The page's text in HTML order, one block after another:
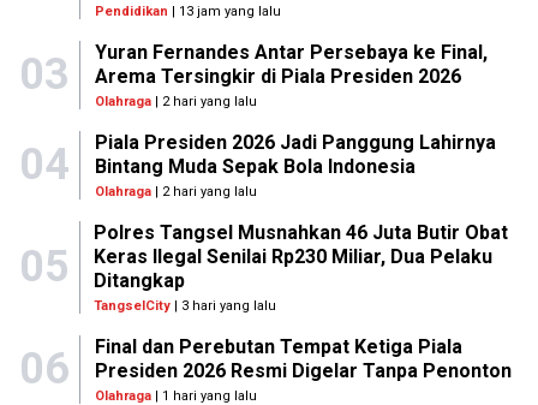
Pendidikan | 13 jam yang lalu
03
Yuran Fernandes Antar Persebaya ke Final,
Arema Tersingkir di Piala Presiden 2026
Olahraga| 2 hari yang lalu
04
Piala Presiden 2026 Jadi Panggung Lahirnya
Bintang Muda Sepak Bola Indonesia
Olahraga| 2 hari yang lalu
05
Polres Tangsel Musnahkan 46 Juta Butir Obat
Keras Ilegal Senilai Rp230 Miliar, Dua Pelaku
Ditangkap
TangselCity | 3 hari yang lalu
06
Final dan Perebutan Tempat Ketiga Piala
Presiden 2026 Resmi Digelar Tanpa Penonton
Olahraga| 1 hari yang lalu